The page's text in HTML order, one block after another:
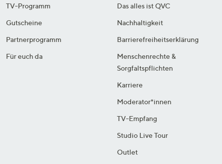
TV-Programm
Gutscheine
Partnerprogramm
Für euch da
Das alles ist QVC
Nachhaltigkeit
Barrierefreiheitserklärung
Menschenrechte &
Sorgfaltspflichten
Karriere
Moderator*innen
TV-Empfang
Studio Live Tour
Outlet